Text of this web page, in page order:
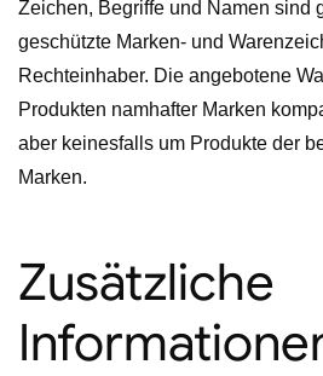
Zeichen, Begriffe und Namen sind
geschützte Marken- und
Rechteinhaber. Die angebotene
Produkten namhafter Marken
aber keinesfalls um Produkte der
Marken.
Zusätzliche